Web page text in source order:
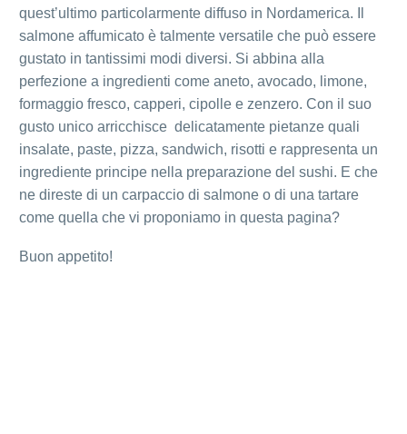
quest’ultimo particolarmente diffuso in Nordamerica. Il
salmone affumicato è talmente versatile che può essere
gustato in tantissimi modi diversi. Si abbina alla
perfezione a ingredienti come aneto, avocado, limone,
formaggio fresco, capperi, cipolle e zenzero. Con il suo
gusto unico arricchisce delicatamente pietanze quali
insalate, paste, pizza, sandwich, risotti e rappresenta un
ingrediente principe nella preparazione del sushi. E che
ne direste di un carpaccio di salmone o di una tartare
come quella che vi proponiamo in questa pagina?
Buon appetito!